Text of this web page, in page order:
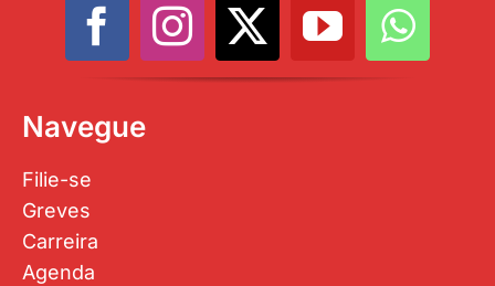
Navegue
Filie-se
Greves
Carreira
Agenda